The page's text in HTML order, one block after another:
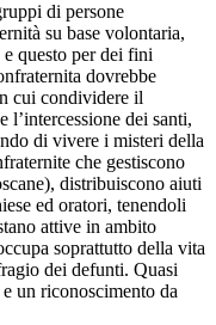
di persone
su base volontaria,
questo per dei fini
dovrebbe
cui condividere il
l’intercessione dei santi,
di vivere i misteri della
che gestiscono
distribuiscono aiuti
ed oratori, tenendoli
attive in ambito
soprattutto della vita
dei defunti. Quasi
un riconoscimento da